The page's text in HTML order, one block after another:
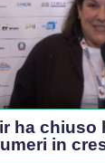
ha chiuso
in